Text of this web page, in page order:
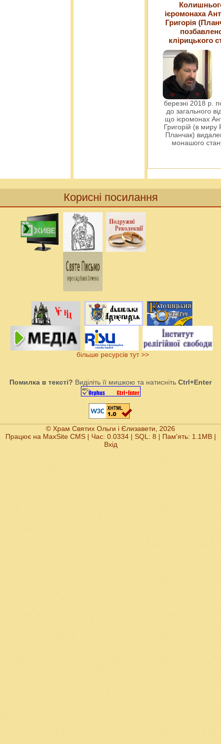
ієромонаха
Григорія
клірицького
березні 2018 р.
до загального
що ієромонах
Григорій (в миру
Планчак)
монашого
Корисні посилання
більше ресурсів тут >>
Помилка в тексті? Виділіть її мишкою та натисніть Ctrl+Enter
© Храм Святих Ольги і Єлизавети, 2026
Працює на MaxSite CMS| Час: 0.0334 | SQL: 8 | Пам'ять: 1.1MB|
Вхід